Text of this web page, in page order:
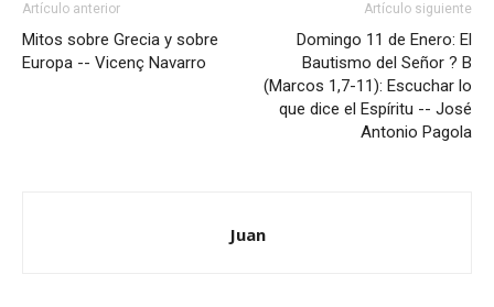
Artículo anterior
Mitos sobre Grecia y sobre
Europa -- Vicenç Navarro
Artículo siguiente
Domingo 11 de Enero: El
Bautismo del Señor ? B
(Marcos 1,7-11): Escuchar lo
que dice el Espíritu -- José
Antonio Pagola
Juan